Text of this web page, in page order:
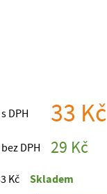
DPH 33 Kč
DPH 29 Kč
Kč Skladem